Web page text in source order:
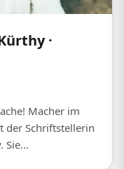
·
Macher im
der Schriftstellerin
Sie...